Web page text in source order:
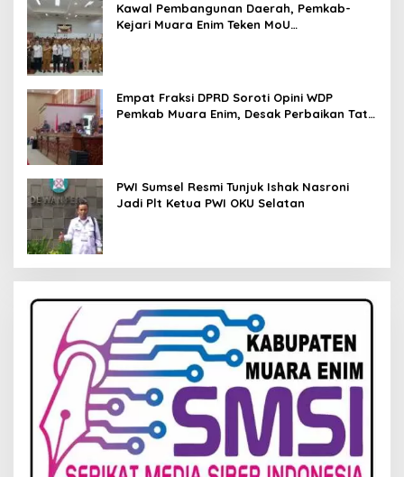
Kawal Pembangunan Daerah, Pemkab-
Kejari Muara Enim Teken MoU
Empat Fraksi DPRD Soroti Opini WDP
Pemkab Muara Enim, Desak Perbaikan Tata
PWI Sumsel Resmi Tunjuk Ishak Nasroni
Jadi Plt Ketua PWI OKU Selatan